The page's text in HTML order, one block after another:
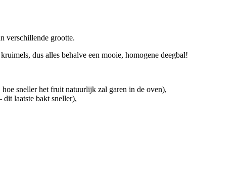
verschillende grootte.
dus alles behalve een mooie, homogene deegbal!
sneller het fruit natuurlijk zal garen in de oven),
laatste bakt sneller),